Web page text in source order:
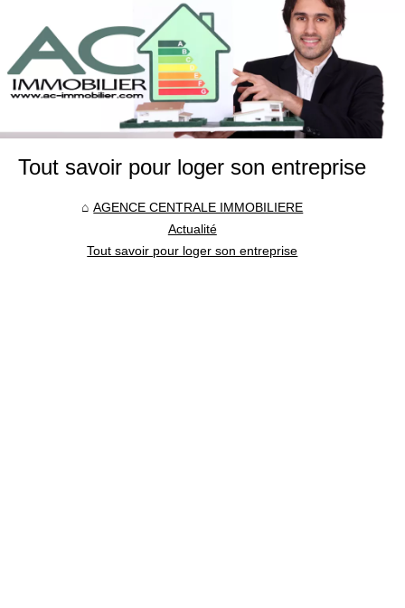
Tout savoir pour loger son entreprise
AGENCE CENTRALE IMMOBILIERE
Actualité
Tout savoir pour loger son entreprise